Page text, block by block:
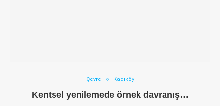
Çevre Kadıköy
Kentsel yenilemede örnek davranış…